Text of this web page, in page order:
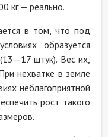
кг — реально.
в том, что под
образуется
штук). Вес их,
нехватке в земле
неблагоприятной
рост такого